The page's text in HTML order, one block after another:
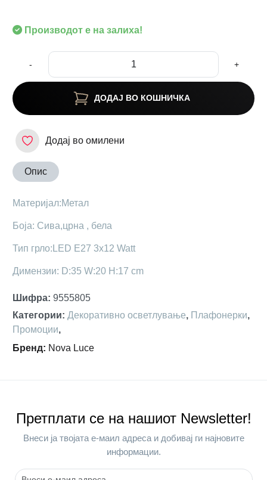
Производот е на залиха!
- +
ДОДАЈ ВО КОШНИЧКА
Додај во омилени
Опис
Материјал:Метал
Боја: Сива,црна , бела
Тип грло:LED E27 3x12 Watt
Димензии: D:35 W:20 H:17 cm
Шифра: 9555805
Категории: Декоративно осветлување, Плафонерки,
Промоции,
Бренд: Nova Luce
Претплати се на нашиот Newsletter!
Внеси ја твојата е-маил адреса и добивај ги најновите
информации.